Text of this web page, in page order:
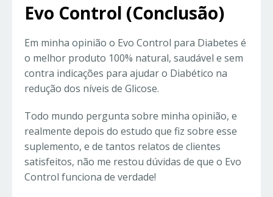
Evo Control (Conclusão)
Em minha opinião o Evo Control para Diabetes é
o melhor produto 100% natural, saudável e sem
contra indicações para ajudar o Diabético na
redução dos níveis de Glicose.
Todo mundo pergunta sobre minha opinião, e
realmente depois do estudo que fiz sobre esse
suplemento, e de tantos relatos de clientes
satisfeitos, não me restou dúvidas de que o Evo
Control funciona de verdade!